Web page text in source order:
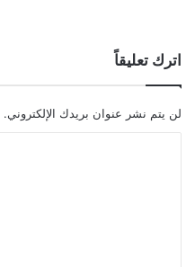
اترك تعليقاً
لن يتم نشر عنوان بريدك الإلكتروني.